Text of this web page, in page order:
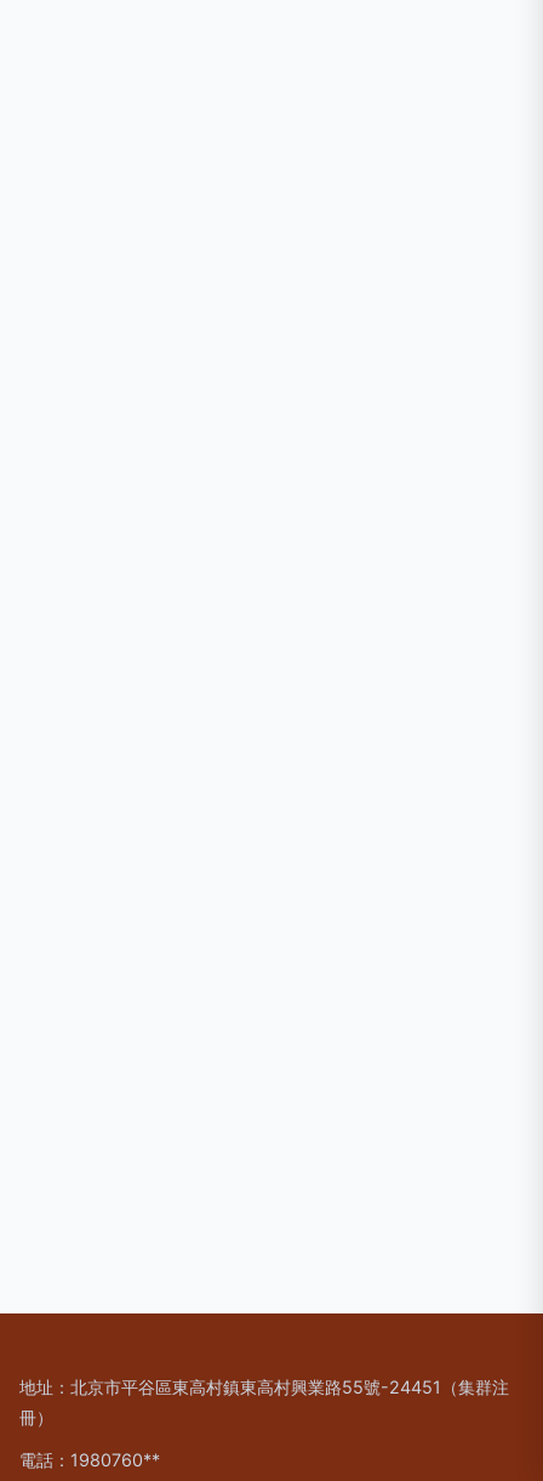
地址：北京市平谷區東高村鎮東高村興業路55號-24451（集群注
冊）
電話：1980760**